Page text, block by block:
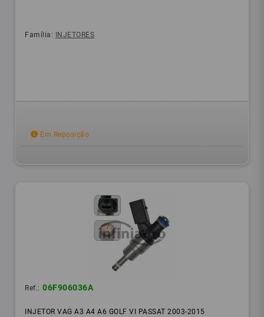
Família: INJETORES
Em Reposição
Ref.: 06F906036A
INJETOR VAG A3 A4 A6 GOLF VI PASSAT 2003-2015